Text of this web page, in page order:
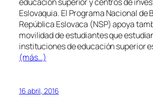
Eslovaquia. El Programa Nacional de
República Eslovaca (NSP) apoya
movilidad de estudiantes que
instituciones de educación superior
(más…)
16 abril, 2016